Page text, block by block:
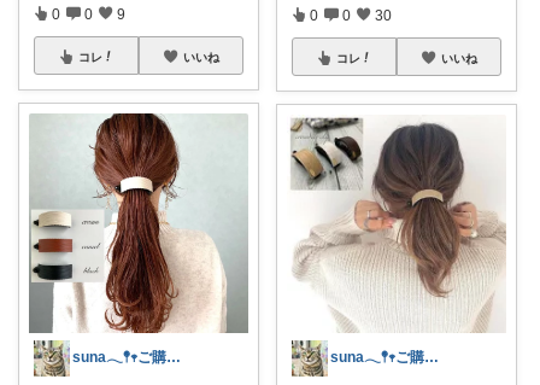
0 0 9
コレ いいね
suna𓂃𖤥𖥧ご購入感謝´`*
0 0 30
コレ いいね
suna𓂃𖤥𖥧ご購入感謝´`*